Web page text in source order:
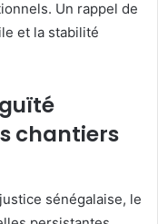
Un rappel de
et la stabilité
chantiers
sénégalaise, le